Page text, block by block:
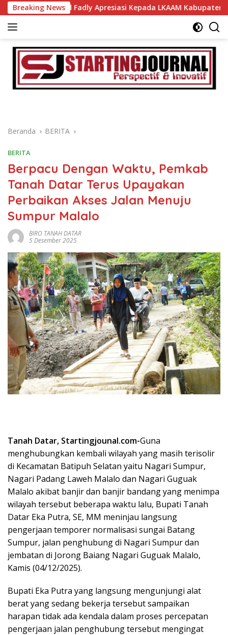
Langsung
ke
konten
Breaking News
Fadly Apresiasi Kepada LKAAM Kabupaten Tanah Datr
Beranda BERITA
BERITA
Berpacu Dengan Waktu, Pemkab
Tanah Datar Terus Upayakan
Perbaikan Akses Jalan Menuju
Sumpur Malalo
BIRO TANAH DATAR
5 Desember 2025
Tanah Datar, Startingjounal.com-Guna
menghubungkan kembali wilayah yang masih terisolir
di Kecamatan Batipuh Selatan yaitu Nagari Sumpur,
Nagari Padang Laweh Malalo dan Nagari Guguak
Malalo akibat banjir dan banjir bandang yang menimpa
wilayah tersebut beberapa waktu lalu, Bupati Tanah
Datar Eka Putra, SE, MM meninjau langsung
pengerjaan temporer normalisasi sungai Batang
Sumpur, jalan penghubung di Nagari Sumpur dan
jembatan di Jorong Baiang Nagari Guguak Malalo,
Kamis (04/12/2025).
Bupati Eka Putra yang langsung mengunjungi alat
berat yang sedang bekerja tersebut sampaikan
harapan tidak ada kendala dalam proses percepatan
pengerjaan jalan penghubung tersebut mengingat